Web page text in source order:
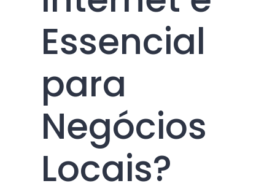
Essencial
para
Negócios
Locais?